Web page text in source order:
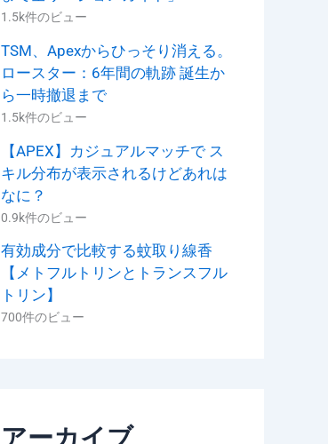
1.5k件のビュー
TSM、Apexからひっそり消える。
ロースター：6年間の軌跡 誕生か
ら一時撤退まで
1.5k件のビュー
【APEX】カジュアルマッチで ス
キル分布が表示されるけどあれは
なに？
0.9k件のビュー
有効成分で比較する蚊取り線香
【メトフルトリンとトランスフル
トリン】
700件のビュー